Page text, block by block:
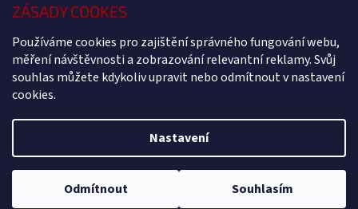
ZÁSADY COOKES
Používáme cookies pro zajištění správného fungování webu,
měření návštěvnosti a zobrazování relevantní reklamy. Svůj
souhlas můžete kdykoliv upravit nebo odmítnout v nastavení
cookies.
Nastavení
Odmítnout Souhlasím
PŘIHLÁSIT SE
Nová registraceZapomenuté heslo
Copyright 2026Čtyřkolky4U - Prodej a servis čtyřkolek Kryry.
Všechna práva vyhrazena.Upravit nastavení cookies
Webdesign by
BEOM.cz.